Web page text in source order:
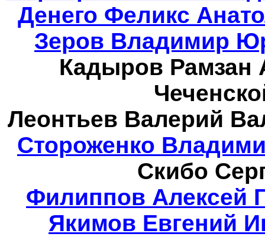
Денего Феликс
Зеров Владимир
Кадыров Рамзан
Леонтьев Валерий
Стороженко
Скибо
Филиппов Алексей
Якимов Евгений